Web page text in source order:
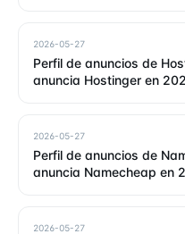
2026-05-27
Perfil de anuncios de
anuncia Hostinger en
2026-05-27
Perfil de anuncios de
anuncia Namecheap en
2026-05-27